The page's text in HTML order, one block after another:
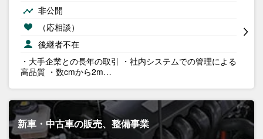
非公開
（応相談）
後継者不在
・大手企業との長年の取引 ・社内システムでの管理による
高品質 ・数cmから2m…
新車・中古車の販売、整備事業